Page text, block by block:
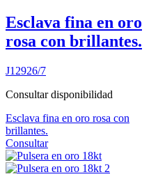
Esclava fina en oro
rosa con brillantes.
J12926/7
Consultar disponibilidad
Esclava fina en oro rosa con
brillantes.
Consultar